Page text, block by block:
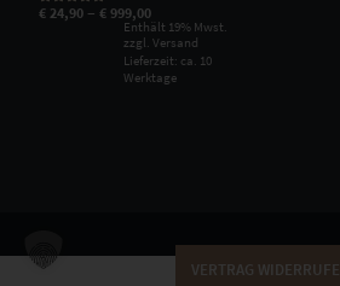
Bewertet mit
von 5
€ 24,90 –€ 999,00
Enthält 19% Mwst.
zzgl.Versand
Lieferzeit: ca. 10
Werktage
VERTRAG